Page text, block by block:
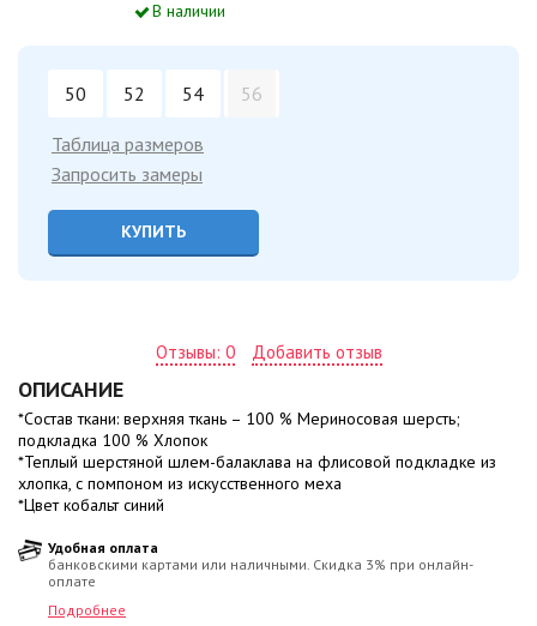
В наличии
50 52 54 56
Таблица размеров
Запросить замеры
КУПИТЬ
Отзывы: 0 Добавить отзыв
ОПИСАНИЕ
*Состав ткани: верхняя ткань – 100 % Мериносовая шерсть;
подкладка 100 % Хлопок
*Теплый шерстяной шлем-балаклава на флисовой подкладке из
хлопка, с помпоном из искусственного меха
*Цвет кобальт синий
Удобная оплата
банковскими картами или наличными. Скидка 3% при онлайн-
оплате
Подробнее